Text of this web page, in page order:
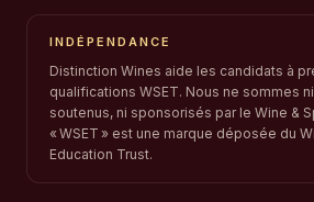
INDÉPENDANCE
Distinction Wines aide les candidats à
qualifications WSET. Nous ne sommes
soutenus, ni sponsorisés par le Wine &
« WSET » est une marque déposée du
Education Trust.